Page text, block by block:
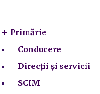
Primărie
Conducere
Direcții și servicii
SCIM